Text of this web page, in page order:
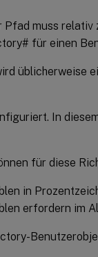
muss
für einen
üblicherweise
In
für diese
in
erfordern im